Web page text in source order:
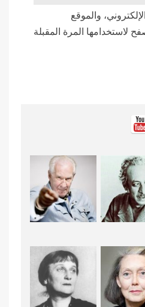
والموقع
لاستخدامها المرة المقبلة